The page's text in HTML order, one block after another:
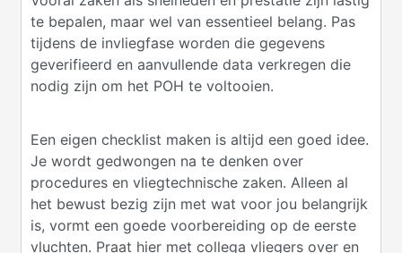
te bepalen, maar wel van essentieel belang. Pas
tijdens de invliegfase worden die gegevens
geverifieerd en aanvullende data verkregen die
nodig zijn om het POH te voltooien.
Een eigen checklist maken is altijd een goed idee.
Je wordt gedwongen na te denken over
procedures en vliegtechnische zaken. Alleen al
het bewust bezig zijn met wat voor jou belangrijk
is, vormt een goede voorbereiding op de eerste
vluchten. Praat hier met collega vliegers over en